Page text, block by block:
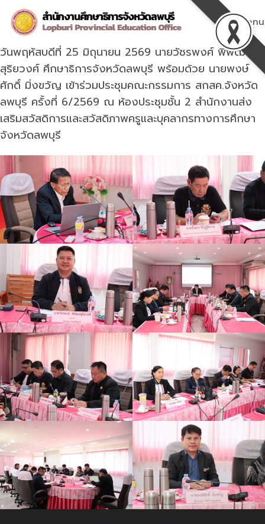
content
Menu
วันพฤหัสบดีที่ 25 มิถุนายน 2569 นายวัชรพงศ์ พิพัฒน์
สุริยวงศ์ ศึกษาธิการจังหวัดลพบุรี พร้อมด้วย นายพงษ์
ศักดิ์ มิ่งขวัญ เข้าร่วมประชุมคณะกรรมการ สกสค.จังหวัด
ลพบุรี ครั้งที่ 6/2569 ณ ห้องประชุมชั้น 2 สำนักงานส่ง
เสริมสวัสดิการและสวัสดิภาพครูและบุคลากรทางการศึกษา
จังหวัดลพบุรี